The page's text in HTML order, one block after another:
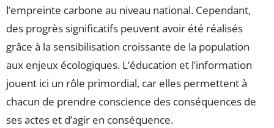
l’empreinte carbone au niveau national. Cependant,
des progrès significatifs peuvent avoir été réalisés
grâce à la sensibilisation croissante de la population
aux enjeux écologiques. L’éducation et l’information
jouent ici un rôle primordial, car elles permettent à
chacun de prendre conscience des conséquences de
ses actes et d’agir en conséquence.